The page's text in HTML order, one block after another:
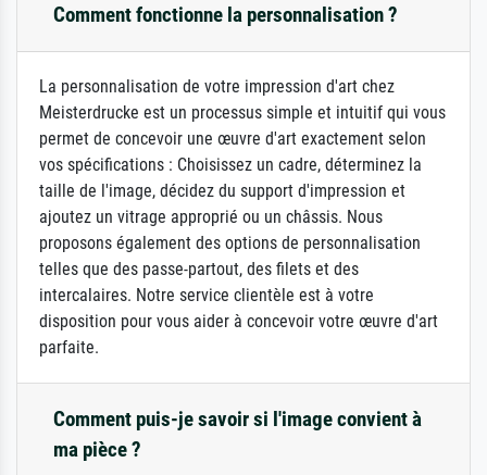
Comment fonctionne la personnalisation ?
La personnalisation de votre impression d'art chez
Meisterdrucke est un processus simple et intuitif qui vous
permet de concevoir une œuvre d'art exactement selon
vos spécifications : Choisissez un cadre, déterminez la
taille de l'image, décidez du support d'impression et
ajoutez un vitrage approprié ou un châssis. Nous
proposons également des options de personnalisation
telles que des passe-partout, des filets et des
intercalaires. Notre service clientèle est à votre
disposition pour vous aider à concevoir votre œuvre d'art
parfaite.
Comment puis-je savoir si l'image convient à
ma pièce ?